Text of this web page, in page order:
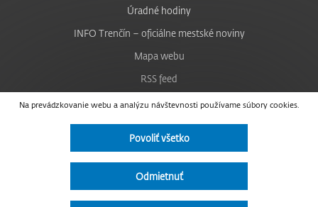
Na prevádzkovanie webu a analýzu návštevnosti používame súbory cookies.
Povoliť všetko
Odmietnuť
Úradné hodiny
INFO Trenčín – oficiálne mestské noviny
Mapa webu
RSS feed
Nastavenie cookies
Facebook
Instagram
Vyhlásenie o prístupnosti